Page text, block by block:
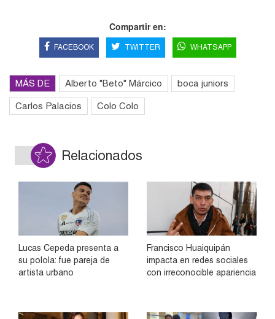
Compartir en:
FACEBOOK TWITTER WHATSAPP
MÁS DE Alberto "Beto" Márcico boca juniors
Carlos Palacios Colo Colo
Relacionados
Lucas Cepeda presenta a
su polola: fue pareja de
artista urbano
Francisco Huaiquipán
impacta en redes sociales
con irreconocible apariencia